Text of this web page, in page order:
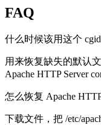
FAQ
什么时候该用这个
用来恢复缺失的默认
Apache HTTP Server
怎么恢复 Apache
下载文件，把 /etc/